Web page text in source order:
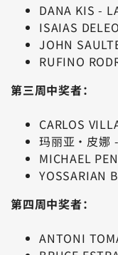
DANA KIS -
ISAIAS
JOHN
RUFINO
第三周中奖者：
CARLOS
玛丽亚·皮娜
MICHAEL
YOSSARIAN
第四周中奖者：
ANTONI